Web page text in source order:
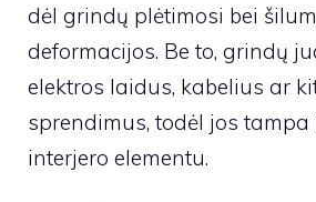
dėl grindų plėtimosi bei
deformacijos. Be to, grindų
elektros laidus, kabelius ar
sprendimus, todėl jos
interjero elementu.